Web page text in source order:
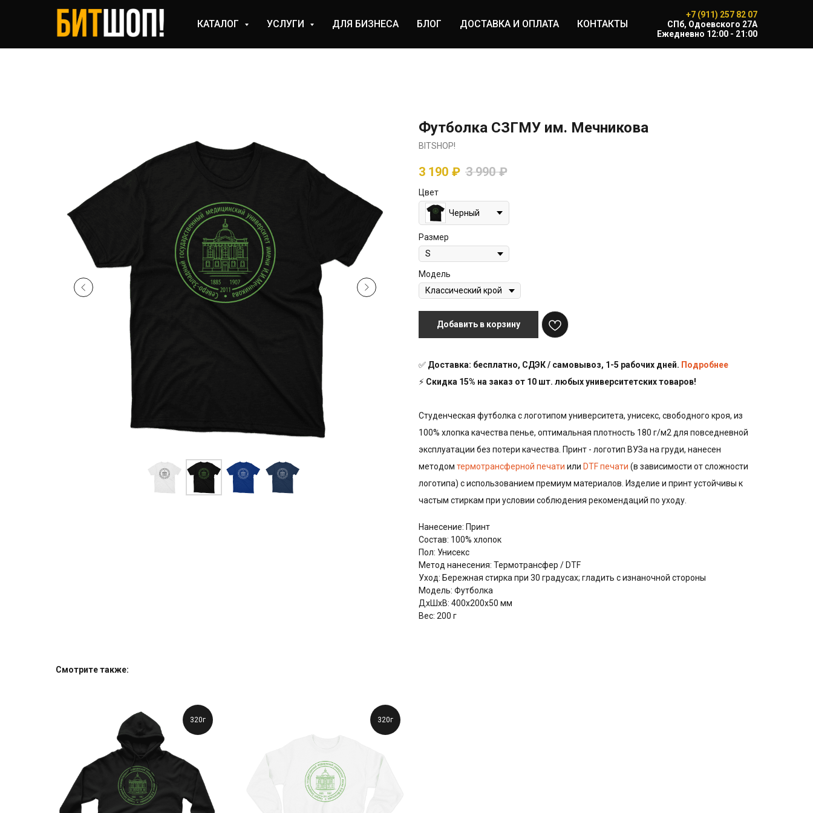
КАТАЛОГ УСЛУГИ ДЛЯ БИЗНЕСА БЛОГ ДОСТАВКА И ОПЛАТА КОНТАКТЫ
+7 (911) 257 82 07
CПб, Одоевского 27А
Ежедневно 12:00 - 21:00
Футболка СЗГМУ им. Мечникова
BITSHOP!
3 190 ₽ 3 990 ₽
Цвет
Черный
Размер
Модель
Добавить в корзину
✅ Доставка: бесплатно, СДЭК / самовывоз, 1-5 рабочих дней. Подробнее
⚡ Скидка 15% на заказ от 10 шт. любых университетских товаров!
Студенческая футболка с логотипом университета, унисекс, свободного кроя, из
100% хлопка качества пенье, оптимальная плотность 180 г/м2 для повседневной
эксплуатации без потери качества. Принт - логотип ВУЗа на груди, нанесен
методом термотрансферной печати или DTF печати (в зависимости от сложности
логотипа) с использованием премиум материалов. Изделие и принт устойчивы к
частым стиркам при условии соблюдения рекомендаций по уходу.
Нанесение: Принт
Состав: 100% хлопок
Пол: Унисекс
Метод нанесения: Термотрансфер / DTF
Уход: Бережная стирка при 30 градусах; гладить с изнаночной стороны
Модель: Футболка
ДxШxВ: 400x200x50 мм
Вес: 200 г
Смотрите также:
320г 320г